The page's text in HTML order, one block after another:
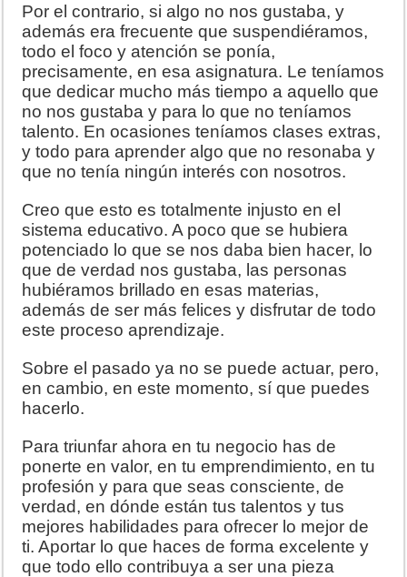
Por el contrario, si algo no nos gustaba, y
además era frecuente que suspendiéramos,
todo el foco y atención se ponía,
precisamente, en esa asignatura. Le teníamos
que dedicar mucho más tiempo a aquello que
no nos gustaba y para lo que no teníamos
talento. En ocasiones teníamos clases extras,
y todo para aprender algo que no resonaba y
que no tenía ningún interés con nosotros.
Creo que esto es totalmente injusto en el
sistema educativo. A poco que se hubiera
potenciado lo que se nos daba bien hacer, lo
que de verdad nos gustaba, las personas
hubiéramos brillado en esas materias,
además de ser más felices y disfrutar de todo
este proceso aprendizaje.
Sobre el pasado ya no se puede actuar, pero,
en cambio, en este momento, sí que puedes
hacerlo.
Para triunfar ahora en tu negocio has de
ponerte en valor, en tu emprendimiento, en tu
profesión y para que seas consciente, de
verdad, en dónde están tus talentos y tus
mejores habilidades para ofrecer lo mejor de
ti. Aportar lo que haces de forma excelente y
que todo ello contribuya a ser una pieza